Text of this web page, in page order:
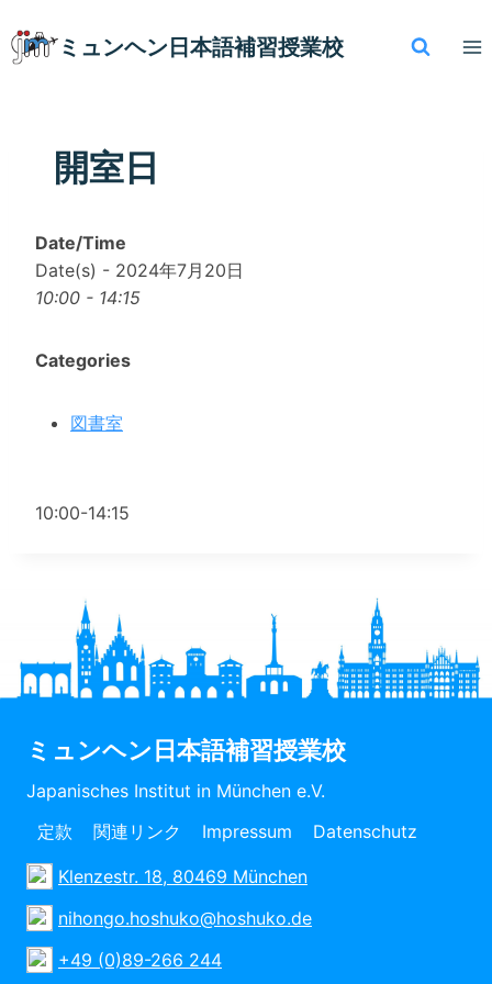
容
を
ミュンヘン​日本語補習授業校
開室日
Date/Time
Date(s) - 2024年7月20日
10:00 - 14:15
Categories
図書室
10:00-14:15
ミュンヘン日本語補習授業校
Japanisches Institut in München e.V.
定款
関連リンク Impressum Datenschutz
Klenzestr. 18, 80469 München
nihongo.hoshuko@hoshuko.de
+49 (0)89-266 244